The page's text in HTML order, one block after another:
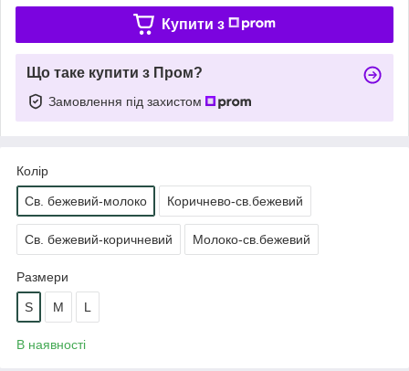
Купити з
Що таке купити з Пром?
Замовлення під захистом
Колір
Св. бежевий-молоко Коричнево-св.бежевий
Св. бежевий-коричневий Молоко-св.бежевий
Размери
S M L
В наявності